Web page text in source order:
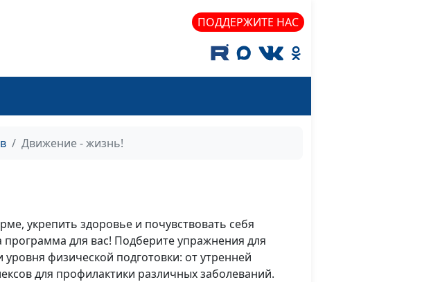
ПОДДЕРЖИТЕ НАС
Движение - жизнь!
укрепить здоровье и почувствовать себя
программа для вас! Подберите упражнения для
уровня физической подготовки: от утренней
для профилактики различных заболеваний.